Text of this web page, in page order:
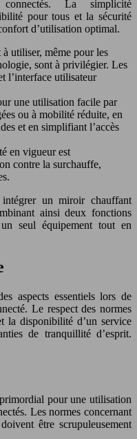
connectés. La simplicité
pour tous et la sécurité
d’utilisation optimal.
utiliser, même pour les
sont à privilégier. Les
l’interface utilisateur
une utilisation facile par
ou à mobilité réduite, en
et en simplifiant l’accès
en vigueur est
contre la surchauffe,
un miroir chauffant
ainsi deux fonctions
seul équipement tout en
aspects essentiels lors de
Le respect des normes
la disponibilité d’un service
de tranquillité d’esprit.
pour une utilisation
Les normes concernant
être scrupuleusement